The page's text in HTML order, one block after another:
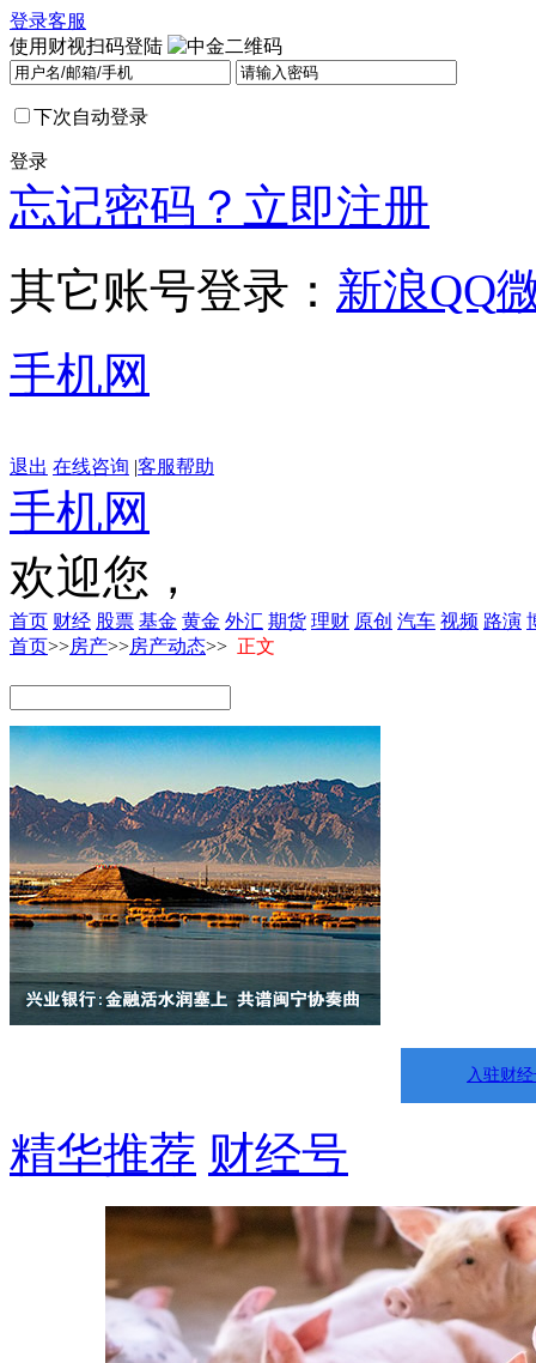
登录客服
使用财视扫码登陆
下次自动登录
登录
忘记密码？ 立即注册
其它账号登录： 新浪QQ
手机网
退出 在线咨询 |客服帮助
手机网
欢迎您，
首页 财经 股票 基金 黄金 外汇 期货 理财 原创 汽车 视频 路演
首页>>房产>>房产动态>> 正文
入驻财
精华推荐 财经号